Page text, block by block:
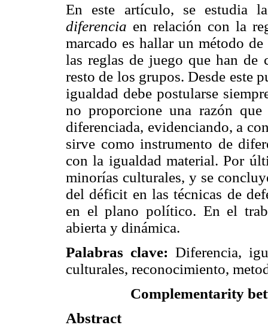
En este artículo, se estudia
diferencia en relación con la
marcado es hallar un método
las reglas de juego que han
resto de los grupos. Desde este
igualdad debe postularse
no proporcione una razón
diferenciada, evidenciando, a
sirve como instrumento de
con la igualdad material. Por
minorías culturales, y se
del déficit en las técnicas de
en el plano político. En el
abierta y dinámica.
Palabras clave: Diferencia,
culturales, reconocimiento,
Complementarity
Abstract